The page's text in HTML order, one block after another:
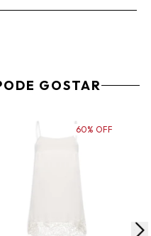
GOSTAR
60% OFF